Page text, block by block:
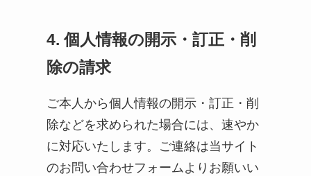
4. 個人情報の開示・訂正・削
除の請求
ご本人から個人情報の開示・訂正・削
除などを求められた場合には、速やか
に対応いたします。ご連絡は当サイト
のお問い合わせフォームよりお願いい